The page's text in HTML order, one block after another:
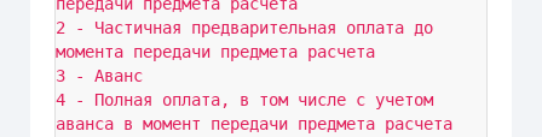
передачи предмета расчета
2 - Частичная предварительная оплата до
момента передачи предмета расчета
3 - Аванс
4 - Полная оплата, в том числе с учетом
аванса в момент передачи предмета расчета